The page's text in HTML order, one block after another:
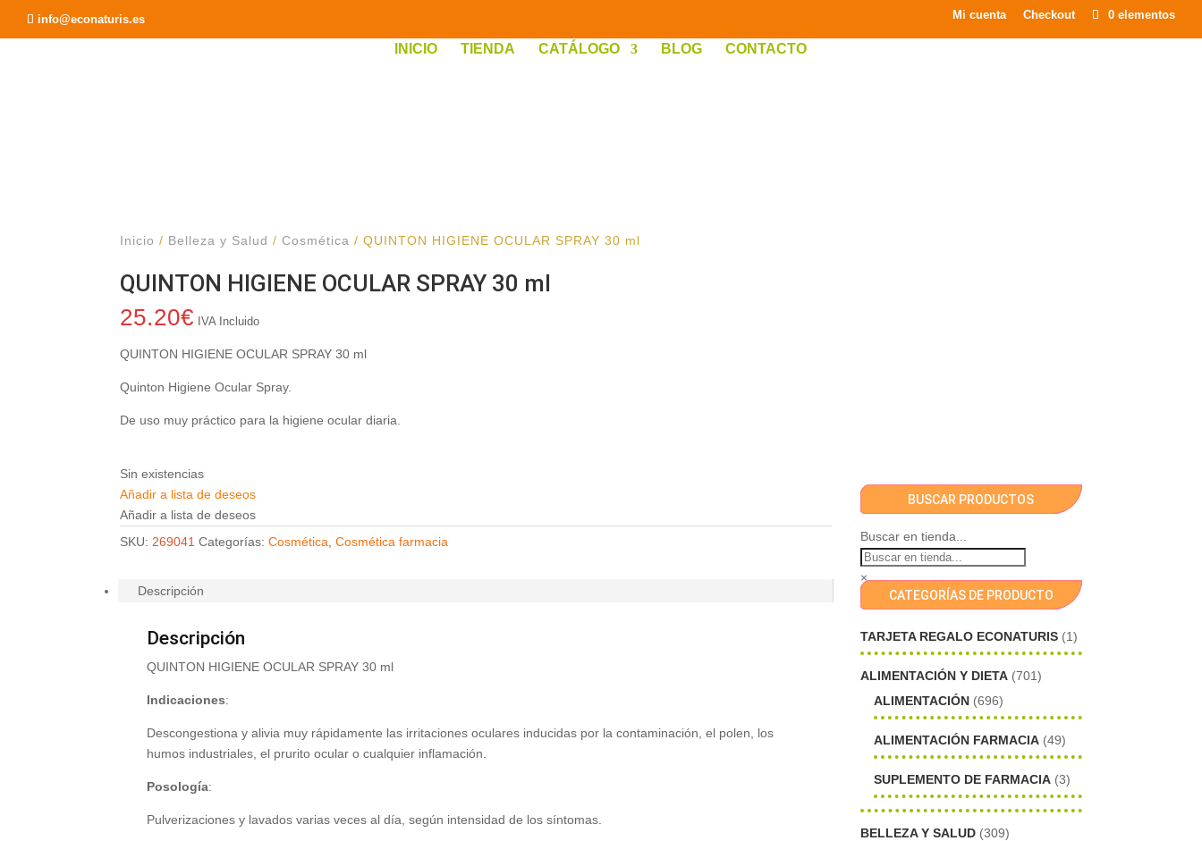
info@econaturis.es Mi cuenta Checkout 0 elementos
INICIO TIENDA CATÁLOGO BLOG CONTACTO
Inicio / Belleza y Salud /Cosmética / QUINTON HIGIENE OCULAR SPRAY 30 ml
QUINTON HIGIENE OCULAR SPRAY 30 ml
25.20€ IVA Incluido
QUINTON HIGIENE OCULAR SPRAY 30 ml
Quinton Higiene Ocular Spray.
De uso muy práctico para la higiene ocular diaria.
Sin existencias
Añadir a lista de deseos
Añadir a lista de deseos
SKU: 269041 Categorías:Cosmética ,Cosmética farmacia
Descripción
Descripción
QUINTON HIGIENE OCULAR SPRAY 30 ml
Indicaciones:
Descongestiona y alivia muy rápidamente las irritaciones oculares inducidas por la contaminación, el polen, los
humos industriales, el prurito ocular o cualquier inflamación.
Posología:
Pulverizaciones y lavados varias veces al día, según intensidad de los síntomas.
BUSCAR PRODUCTOS
Buscar en tienda...
×
CATEGORÍAS DE PRODUCTO
TARJETA REGALO ECONATURIS (1)
ALIMENTACIÓN Y DIETA (701)
ALIMENTACIÓN (696)
ALIMENTACIÓN FARMACIA (49)
SUPLEMENTO DE FARMACIA (3)
BELLEZA Y SALUD (309)